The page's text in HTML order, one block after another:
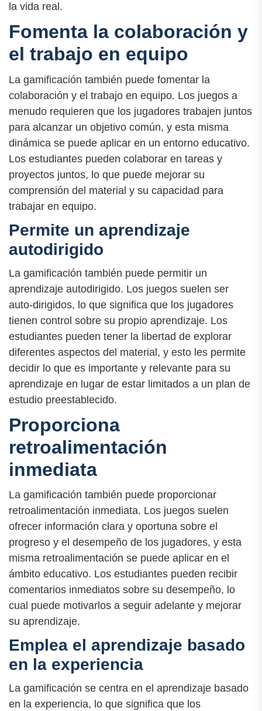
la vida real.
Fomenta la colaboración y
el trabajo en equipo
La gamificación también puede fomentar la
colaboración y el trabajo en equipo. Los juegos a
menudo requieren que los jugadores trabajen juntos
para alcanzar un objetivo común, y esta misma
dinámica se puede aplicar en un entorno educativo.
Los estudiantes pueden colaborar en tareas y
proyectos juntos, lo que puede mejorar su
comprensión del material y su capacidad para
trabajar en equipo.
Permite un aprendizaje
autodirigido
La gamificación también puede permitir un
aprendizaje autodirigido. Los juegos suelen ser
auto-dirigidos, lo que significa que los jugadores
tienen control sobre su propio aprendizaje. Los
estudiantes pueden tener la libertad de explorar
diferentes aspectos del material, y esto les permite
decidir lo que es importante y relevante para su
aprendizaje en lugar de estar limitados a un plan de
estudio preestablecido.
Proporciona
retroalimentación
inmediata
La gamificación también puede proporcionar
retroalimentación inmediata. Los juegos suelen
ofrecer información clara y oportuna sobre el
progreso y el desempeño de los jugadores, y esta
misma retroalimentación se puede aplicar en el
ámbito educativo. Los estudiantes pueden recibir
comentarios inmediatos sobre su desempeño, lo
cual puede motivarlos a seguir adelante y mejorar
su aprendizaje.
Emplea el aprendizaje basado
en la experiencia
La gamificación se centra en el aprendizaje basado
en la experiencia, lo que significa que los